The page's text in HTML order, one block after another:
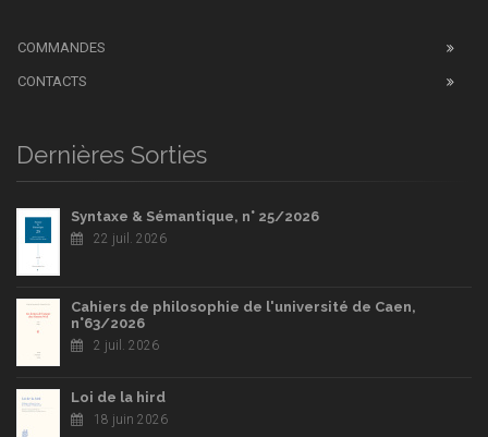
COMMANDES
CONTACTS
Dernières Sorties
Syntaxe & Sémantique, n° 25/2026
22 juil. 2026
Cahiers de philosophie de l'université de Caen,
n°63/2026
2 juil. 2026
Loi de la hird
18 juin 2026